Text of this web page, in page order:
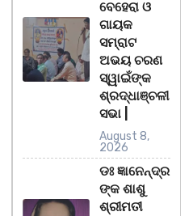
ବେହେରା ଓ
ଗାୟକ
ସମ୍ରାଟ
ଅଭୟ ଚରଣ
ସ୍ୱାଇଁଙ୍କ
ଶ୍ରଦ୍ଧାଞ୍ଚଳୀ
ସଭା |
August 8,
2026
ଡଃ ଜ୍ଞାନେନ୍ଦ୍ର
ଙ୍କ ଶାଶୁ
ଶ୍ରୀମତୀ